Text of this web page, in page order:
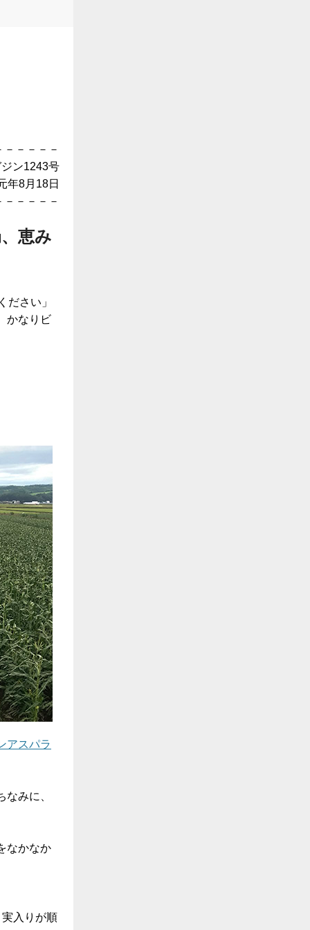
－－－－
ン1243号
18日
－－－－
恵み
ださい」
かなりビ
アスパラ
みに、
なかなか
入りが順